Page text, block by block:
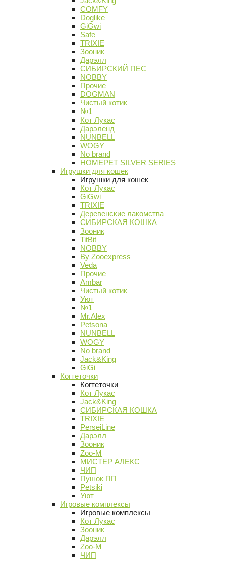
COMFY
Doglike
GiGwi
Safe
TRIXIE
Зооник
Дарэлл
СИБИРСКИЙ ПЕС
NOBBY
Прочие
DOGMAN
Чистый котик
№1
Кот Лукас
Дарэленд
NUNBELL
WOGY
No brand
HOMEPET SILVER SERIES
Игрушки для кошек
Игрушки для кошек
Кот Лукас
GiGwi
TRIXIE
Деревенские лакомства
СИБИРСКАЯ КОШКА
Зооник
TitBit
NOBBY
By Zooexpress
Veda
Прочие
Ambar
Чистый котик
Уют
№1
Mr.Alex
Petsona
NUNBELL
WOGY
No brand
Jack&King
GiGi
Когтеточки
Когтеточки
Кот Лукас
Jack&King
СИБИРСКАЯ КОШКА
TRIXIE
PerseiLine
Дарэлл
Зооник
Zoo-M
МИСТЕР АЛЕКС
ЧИП
Пушок ПП
Petsiki
Уют
Игровые комплексы
Игровые комплексы
Кот Лукас
Зооник
Дарэлл
Zoo-M
ЧИП